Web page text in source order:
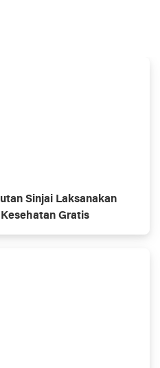
Sinjai Laksanakan
Gratis